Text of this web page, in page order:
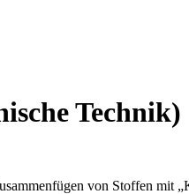
Technik)
von Stoffen mit